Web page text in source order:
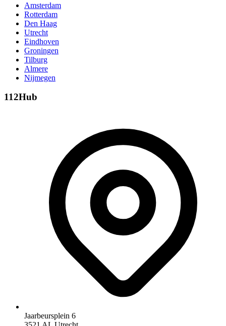
Amsterdam
Rotterdam
Den Haag
Utrecht
Eindhoven
Groningen
Tilburg
Almere
Nijmegen
112Hub
Jaarbeursplein 6